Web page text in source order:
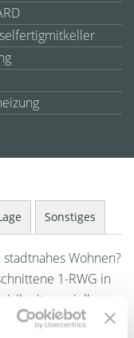
Sonstiges
Wohnen?
1-RWG in
mit speziellen